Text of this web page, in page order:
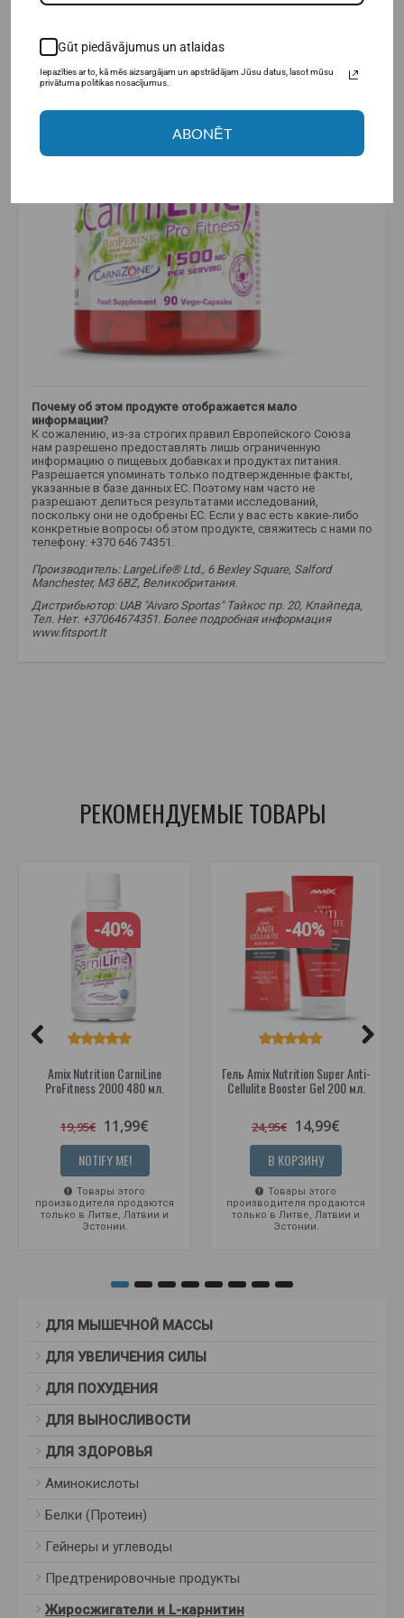
Почему об этом продукте отображается мало
информации?
К сожалению, из-за строгих правил Европейского Союза
нам разрешено предоставлять лишь ограниченную
информацию о пищевых добавках и продуктах питания.
Разрешается упоминать только подтвержденные факты,
указанные в базе данных ЕС. Поэтому нам часто не
разрешают делиться результатами исследований,
поскольку они не одобрены ЕС. Если у вас есть какие-либо
конкретные вопросы об этом продукте, свяжитесь с нами по
телефону: +370 646 74351.
Производитель: LargeLife® Ltd., 6 Bexley Square, Salford
Manchester, M3 6BZ, Великобритания.
Дистрибьютор: UAB "Aivaro Sportas" Тайкос пр. 20, Клайпеда,
Тел. Нет. +37064674351. Более подробная информация
www.fitsport.lt
РЕКОМЕНДУЕМЫЕ ТОВАРЫ
-40%
Amix Nutrition CarniLine
ProFitness 2000 480 мл.
19,95€ 11,99€
NOTIFY ME!
Товары этого
производителя продаются
только в Литве, Латвии и
Эстонии.
-40%
Гель Amix Nutrition Super Anti-
Cellulite Booster Gel 200 мл.
24,95€ 14,99€
В КОРЗИНУ
Товары этого
производителя продаются
только в Литве, Латвии и
Эстонии.
ДЛЯ МЫШЕЧНОЙ МАССЫ
ДЛЯ УВЕЛИЧЕНИЯ СИЛЫ
ДЛЯ ПОХУДЕНИЯ
ДЛЯ ВЫНОСЛИВОСТИ
ДЛЯ ЗДОРОВЬЯ
Аминокислоты
Белки (Протеин)
Гейнеры и углеводы
Предтренировочные продукты
Жиросжигатели и L-карнитин
Gūt piedāvājumus un atlaidas
Iepazīties ar to, kā mēs aizsargājam un apstrādājam Jūsu datus, lasot mūsu
privātuma politikas nosacījumus.
ABONĒT